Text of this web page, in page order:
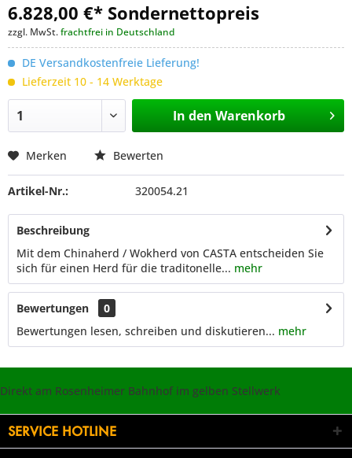
6.828,00 €* Sondernettopreis
zzgl. MwSt.frachtfrei in Deutschland
DE Versandkostenfreie Lieferung!
Lieferzeit 10 - 14 Werktage
In den Warenkorb
Merken Bewerten
Artikel-Nr.: 320054.21
Beschreibung
Mit dem Chinaherd / Wokherd von CASTA entscheiden Sie
sich für einen Herd für die traditonelle... mehr
Bewertungen
0
Bewertungen lesen, schreiben und diskutieren... mehr
Direkt am Rosenheimer Bahnhof im gelben Stellwerk
SERVICE HOTLINE